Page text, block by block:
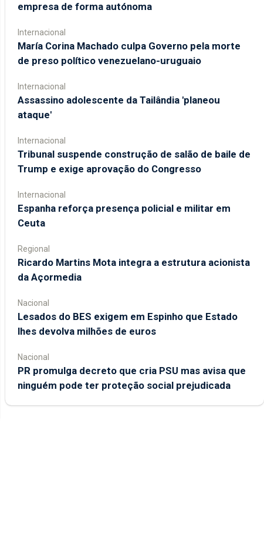
empresa de forma autónoma
Internacional
María Corina Machado culpa Governo pela morte
de preso político venezuelano-uruguaio
Internacional
Assassino adolescente da Tailândia 'planeou
ataque'
Internacional
Tribunal suspende construção de salão de baile de
Trump e exige aprovação do Congresso
Internacional
Espanha reforça presença policial e militar em
Ceuta
Regional
Ricardo Martins Mota integra a estrutura acionista
da Açormedia
Nacional
Lesados do BES exigem em Espinho que Estado
lhes devolva milhões de euros
Nacional
PR promulga decreto que cria PSU mas avisa que
ninguém pode ter proteção social prejudicada